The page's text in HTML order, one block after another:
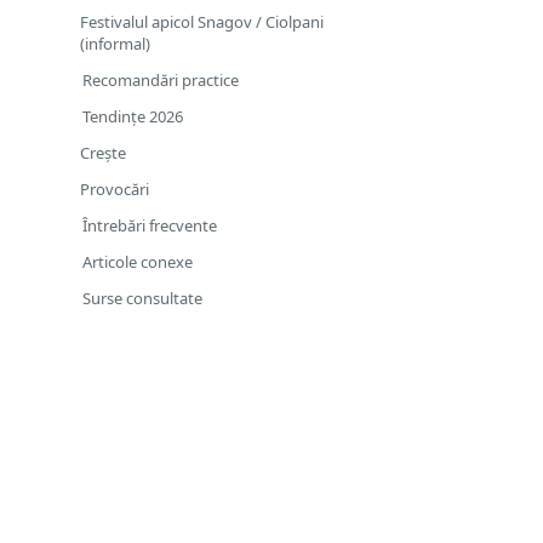
Festivalul apicol Snagov / Ciolpani
(informal)
Recomandări practice
Tendințe 2026
Crește
Provocări
Întrebări frecvente
Articole conexe
Surse consultate